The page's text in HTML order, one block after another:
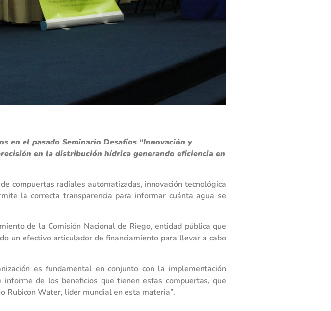
en el pasado Seminario Desafíos “Innovación y
en la distribución hídrica generando eficiencia en
compuertas radiales automatizadas, innovación tecnológica
la correcta transparencia para informar cuánta agua se
de la Comisión Nacional de Riego, entidad pública que
un efectivo articulador de financiamiento para llevar a cabo
es fundamental en conjunto con la implementación
de los beneficios que tienen estas compuertas, que
Rubicon Water, líder mundial en esta materia”.